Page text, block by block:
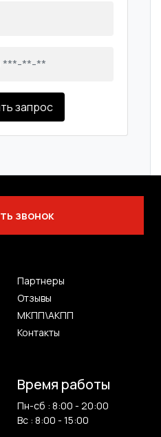
запрос
звонок
Партнеры
Отзывы
МКПП\АКПП
Контакты
Время работы
Пн-сб : 8:00 - 20:00
Вс : 8:00 - 15:00